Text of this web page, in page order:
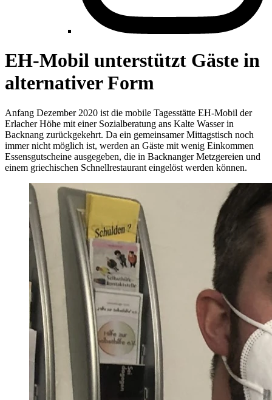
EH-Mobil unterstützt Gäste in
alternativer Form
Anfang Dezember 2020 ist die mobile Tagesstätte EH-Mobil der
Erlacher Höhe mit einer Sozialberatung ans Kalte Wasser in
Backnang zurückgekehrt. Da ein gemeinsamer Mittagstisch noch
immer nicht möglich ist, werden an Gäste mit wenig Einkommen
Essensgutscheine ausgegeben, die in Backnanger Metzgereien und
einem griechischen Schnellrestaurant eingelöst werden können.